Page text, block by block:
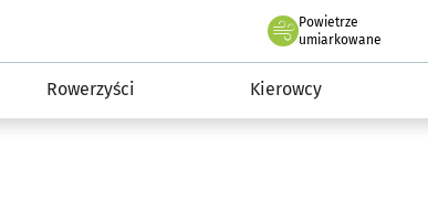
Powietrze
we Wrocławiu
umiarkowane
Rowerzyści Kierowcy